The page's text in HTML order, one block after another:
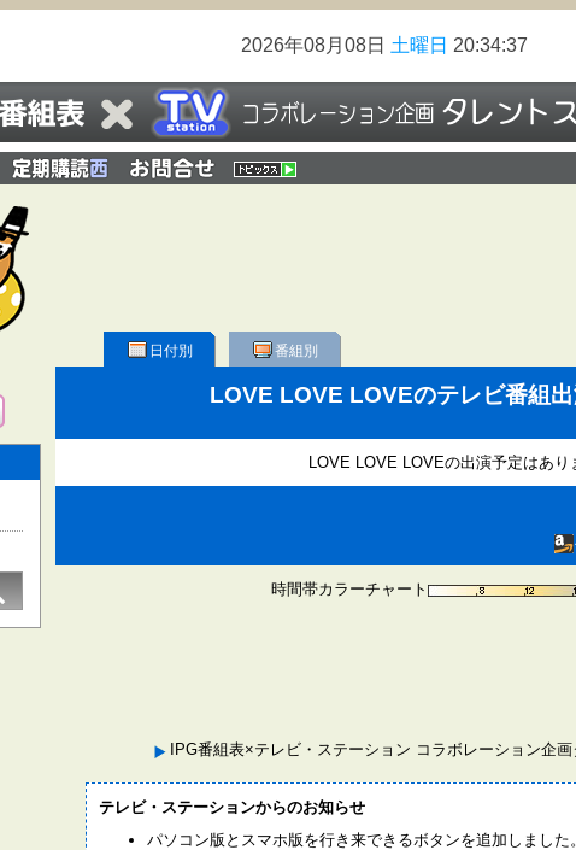
2026年08月08日 土曜日 20:34:37
日付別 番組別
LOVE LOVE LOVEのテレビ番組
LOVE LOVE LOVEの出演予定はあり
時間帯カラーチャート
IPG番組表×テレビ・ステーション コラボレーション企
テレビ・ステーションからのお知らせ
パソコン版とスマホ版を行き来できるボタンを追加しまし